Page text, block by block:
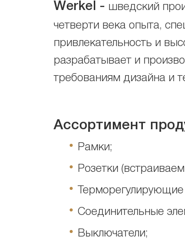
Werkel - шведский
четверти века опыта,
привлекательность и
разрабатывает и
требованиям дизайна и
Ассортимент
Рамки;
Розетки
Терморегулирующие
Соединительные
Выключатели;